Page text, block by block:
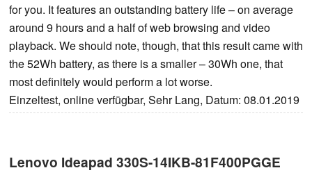
for you. It features an outstanding battery life – on average
around 9 hours and a half of web browsing and video
playback. We should note, though, that this result came with
the 52Wh battery, as there is a smaller – 30Wh one, that
most definitely would perform a lot worse.
Einzeltest, online verfügbar, Sehr Lang, Datum: 08.01.2019
Lenovo Ideapad 330S-14IKB-81F400PGGE